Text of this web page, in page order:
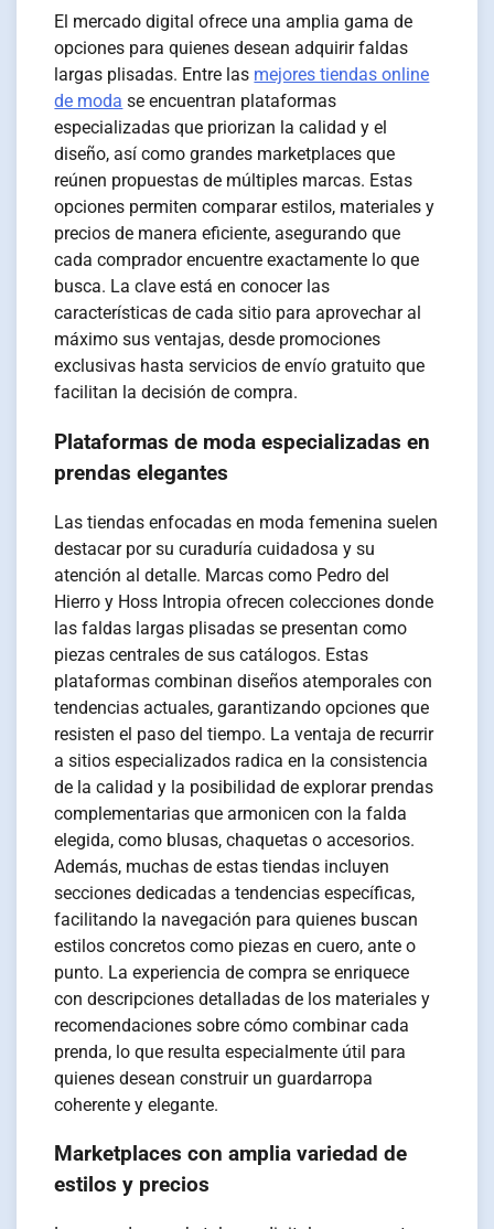
El mercado digital ofrece una amplia gama de
opciones para quienes desean adquirir faldas
largas plisadas. Entre las mejores tiendas online
de moda se encuentran plataformas
especializadas que priorizan la calidad y el
diseño, así como grandes marketplaces que
reúnen propuestas de múltiples marcas. Estas
opciones permiten comparar estilos, materiales y
precios de manera eficiente, asegurando que
cada comprador encuentre exactamente lo que
busca. La clave está en conocer las
características de cada sitio para aprovechar al
máximo sus ventajas, desde promociones
exclusivas hasta servicios de envío gratuito que
facilitan la decisión de compra.
Plataformas de moda especializadas en
prendas elegantes
Las tiendas enfocadas en moda femenina suelen
destacar por su curaduría cuidadosa y su
atención al detalle. Marcas como Pedro del
Hierro y Hoss Intropia ofrecen colecciones donde
las faldas largas plisadas se presentan como
piezas centrales de sus catálogos. Estas
plataformas combinan diseños atemporales con
tendencias actuales, garantizando opciones que
resisten el paso del tiempo. La ventaja de recurrir
a sitios especializados radica en la consistencia
de la calidad y la posibilidad de explorar prendas
complementarias que armonicen con la falda
elegida, como blusas, chaquetas o accesorios.
Además, muchas de estas tiendas incluyen
secciones dedicadas a tendencias específicas,
facilitando la navegación para quienes buscan
estilos concretos como piezas en cuero, ante o
punto. La experiencia de compra se enriquece
con descripciones detalladas de los materiales y
recomendaciones sobre cómo combinar cada
prenda, lo que resulta especialmente útil para
quienes desean construir un guardarropa
coherente y elegante.
Marketplaces con amplia variedad de
estilos y precios